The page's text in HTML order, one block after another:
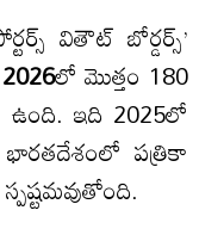
వితౌట్ బోర్డర్స్’
2026లో మొత్తం 180
ఉంది. ఇది 2025లో
పత్రికా